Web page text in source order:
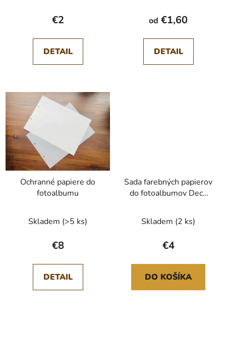
€2
DETAIL
od €1,60
DETAIL
Ochranné papiere do
fotoalbumu
Skladem (>5 ks)
€8
DETAIL
Sada farebných papierov
do fotoalbumov Deco
Skladem (2 ks)
€4
DO KOŠÍKA